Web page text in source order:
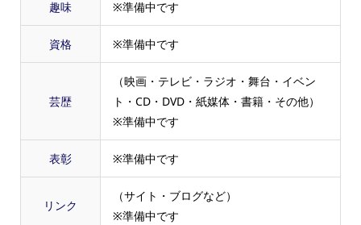
趣味 ※準備中です
資格 ※準備中です
芸歴
（映画・テレビ・ラジオ・舞台・イベン
ト・CD・DVD・紙媒体・書籍・その他）
※準備中です
表彰 ※準備中です
リンク
（サイト・ブログなど）
※準備中です